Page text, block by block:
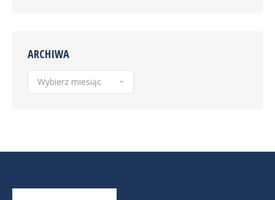
ARCHIWA
Archiwa